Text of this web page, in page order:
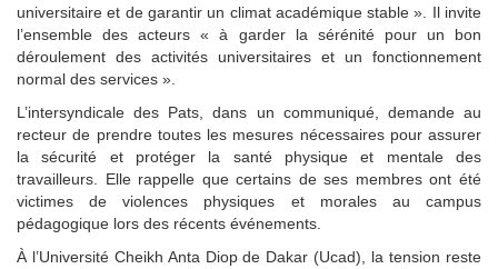
universitaire et de garantir un climat académique stable ». Il invite
l’ensemble des acteurs « à garder la sérénité pour un bon
déroulement des activités universitaires et un fonctionnement
normal des services ».
L’intersyndicale des Pats, dans un communiqué, demande au
recteur de prendre toutes les mesures nécessaires pour assurer
la sécurité et protéger la santé physique et mentale des
travailleurs. Elle rappelle que certains de ses membres ont été
victimes de violences physiques et morales au campus
pédagogique lors des récents événements.
À l’Université Cheikh Anta Diop de Dakar (Ucad), la tension reste